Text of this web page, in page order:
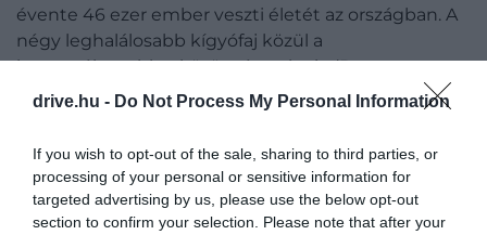
drive.hu - Do Not Process My Personal Information
If you wish to opt-out of the sale, sharing to third parties, or
processing of your personal or sensitive information for
targeted advertising by us, please use the below opt-out
section to confirm your selection. Please note that after your
évente 46 ezer ember veszti életét az országban. A
négy leghalálosabb kígyófaj közül a
legveszélyesebb a közönséges krait(Bungarus
caeruleus)
, mely főként éjszaka aktív és csak akkor
azonban visszafordíthatatlan bénulást, rövidesen
halált okoz. A közönséges krait könnyen
felismerhető, mivel kékesfekete színű testét
sárgásfehér sávok tarkítják.